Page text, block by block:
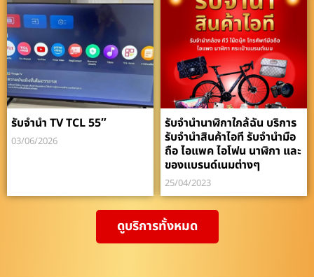
รับจำนำ TV TCL 55″
03/06/2026
รับจำนำนาฬิกาใกล้ฉัน บริการ
รับจำนำสินค้าไอที รับจำนำมือ
ถือ ไอแพค ไอโฟน นาฬิกา และ
ของแบรนด์เนมต่างๆ
25/04/2023
ดูบริการทั้งหมด